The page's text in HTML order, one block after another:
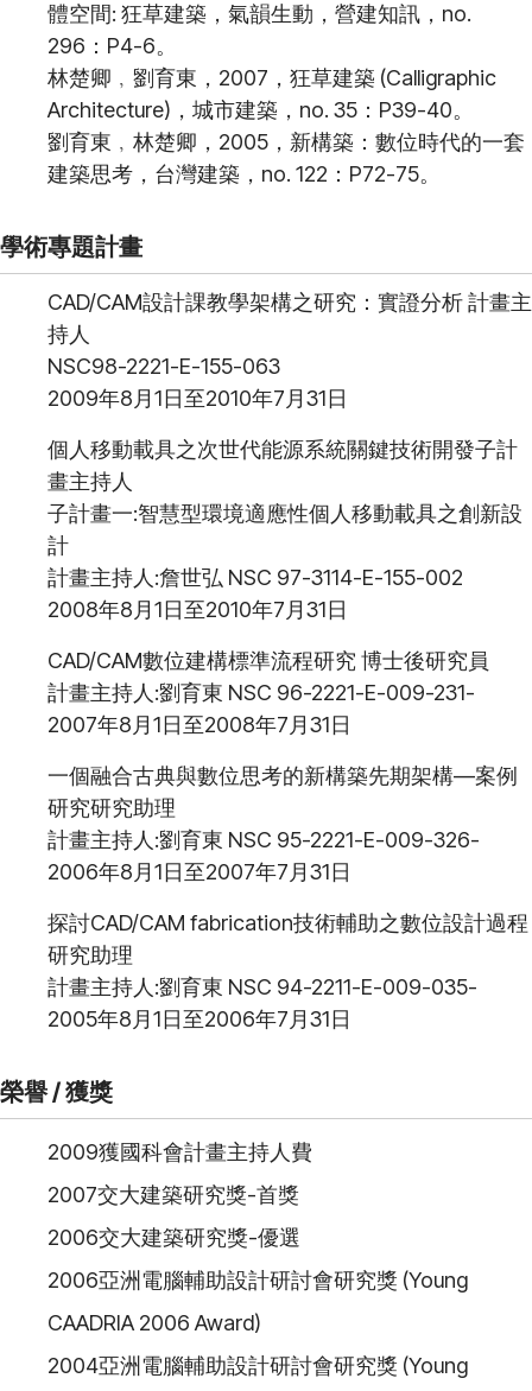
體空間: 狂草建築，氣韻生動，營建知訊，no.
296：P4-6。
林楚卿﹐劉育東，2007，狂草建築 (Calligraphic
Architecture)，城市建築，no. 35：P39-40。
劉育東﹐林楚卿，2005，新構築：數位時代的一套
建築思考，台灣建築，no. 122：P72-75。
學術專題計畫
CAD/CAM設計課教學架構之研究：實證分析 計畫主
持人
NSC98-2221-E-155-063
2009年8月1日至2010年7月31日
個人移動載具之次世代能源系統關鍵技術開發子計
畫主持人
子計畫一:智慧型環境適應性個人移動載具之創新設
計
計畫主持人:詹世弘 NSC 97-3114-E-155-002
2008年8月1日至2010年7月31日
CAD/CAM數位建構標準流程研究 博士後研究員
計畫主持人:劉育東 NSC 96-2221-E-009-231-
2007年8月1日至2008年7月31日
一個融合古典與數位思考的新構築先期架構—案例
研究研究助理
計畫主持人:劉育東 NSC 95-2221-E-009-326-
2006年8月1日至2007年7月31日
探討CAD/CAM fabrication技術輔助之數位設計過程
研究助理
計畫主持人:劉育東 NSC 94-2211-E-009-035-
2005年8月1日至2006年7月31日
榮譽 / 獲獎
2009獲國科會計畫主持人費
2007交大建築研究獎-首獎
2006交大建築研究獎-優選
2006亞洲電腦輔助設計研討會研究獎 (Young
CAADRIA 2006 Award)
2004亞洲電腦輔助設計研討會研究獎 (Young